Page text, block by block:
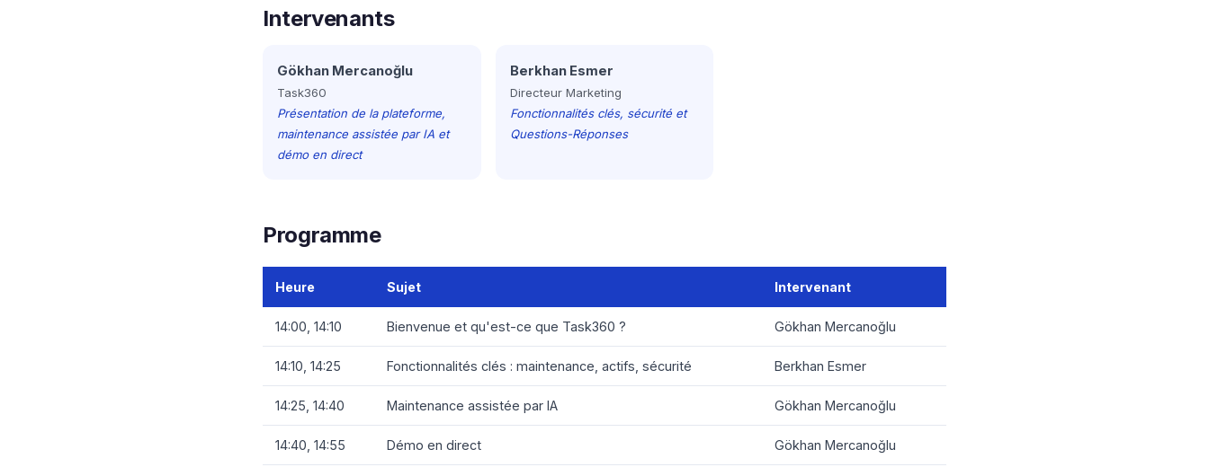
Intervenants
Gökhan Mercanoğlu
Task360
Présentation de la plateforme,
maintenance assistée par IA et
démo en direct
Berkhan Esmer
Directeur Marketing
Fonctionnalités clés, sécurité et
Questions-Réponses
Programme
Heure Sujet Intervenant
14:00, 14:10 Bienvenue et qu'est-ce que Task360 ? Gökhan Mercanoğlu
14:10, 14:25 Fonctionnalités clés : maintenance, actifs, sécurité Berkhan Esmer
14:25, 14:40 Maintenance assistée par IA Gökhan Mercanoğlu
14:40, 14:55 Démo en direct Gökhan Mercanoğlu